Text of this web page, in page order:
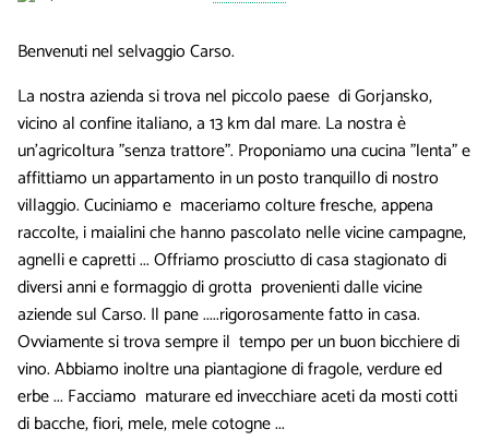
Benvenuti nel selvaggio Carso.
La nostra azienda si trova nel piccolo paese di Gorjansko,
vicino al confine italiano, a 13 km dal mare. La nostra è
un'agricoltura "senza trattore". Proponiamo una cucina "lenta" e
affittiamo un appartamento in un posto tranquillo di nostro
villaggio. Cuciniamo e maceriamo colture fresche, appena
raccolte, i maialini che hanno pascolato nelle vicine campagne,
agnelli e capretti ... Offriamo prosciutto di casa stagionato di
diversi anni e formaggio di grotta provenienti dalle vicine
aziende sul Carso. Il pane .....rigorosamente fatto in casa.
Ovviamente si trova sempre il tempo per un buon bicchiere di
vino. Abbiamo inoltre una piantagione di fragole, verdure ed
erbe ... Facciamo maturare ed invecchiare aceti da mosti cotti
di bacche, fiori, mele, mele cotogne ...